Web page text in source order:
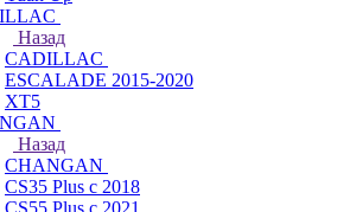
Назад
CADILLAC
ESСALADE 2015-2020
XT5
Назад
CHANGAN
CS35 Plus с 2018
CS55 Plus с 2021